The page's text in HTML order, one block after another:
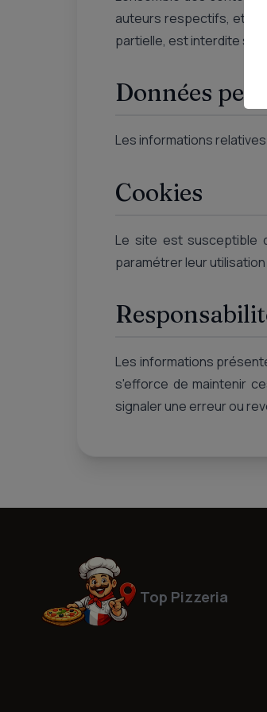
auteurs respectifs, et
partielle, est interdite
Données
Les informations
Cookies
Le site est susceptible
paramétrer leur
Les informations
s'efforce de maintenir
signaler une erreur ou
Top Pizzeria